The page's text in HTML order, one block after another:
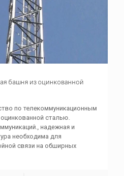
башня из оцинкованной
по телекоммуникационным
сталью.
надежная и
необходима для
связи на обширных